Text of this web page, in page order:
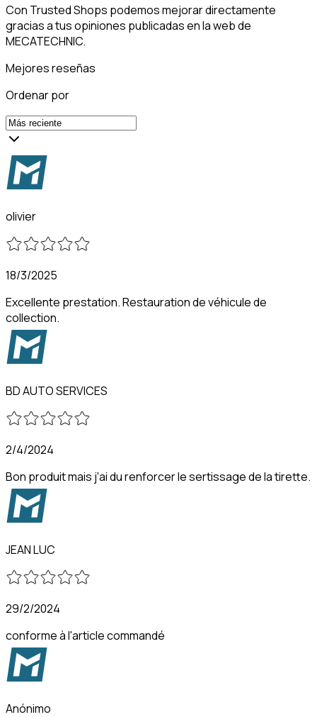
Con Trusted Shops podemos mejorar directamente
gracias a tus opiniones publicadas en la web de
MECATECHNIC.
Mejores reseñas
Ordenar por
olivier
18/3/2025
Excellente prestation. Restauration de véhicule de
collection.
BD AUTO SERVICES
2/4/2024
Bon produit mais j'ai du renforcer le sertissage de la tirette.
JEAN LUC
29/2/2024
conforme à l'article commandé
Anónimo